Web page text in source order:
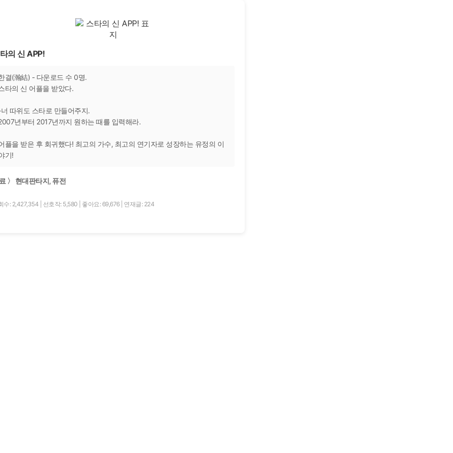
의 신 APP!
결(瀚結) - 다운로드 수 0명.
타의 신 어플을 받았다.
따위도 스타로 만들어주지.
년부터 2017년까지 원하는 때를 입력해라.
플을 받은 후 회귀했다! 최고의 가수, 최고의 연기자로 성장하는 유정의 이
기!
〉 현대판타지, 퓨전
수: 2,427,354 선호작: 5,580 좋아요: 69,676 연재글: 224